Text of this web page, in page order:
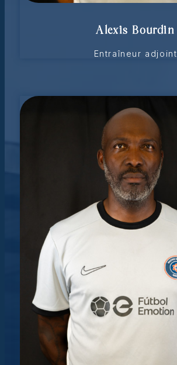
Alexis Bourdin
Entraîneur adjoint